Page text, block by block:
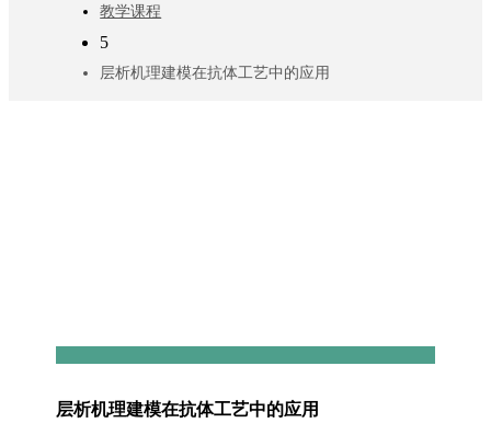
教学课程
5
层析机理建模在抗体工艺中的应用
层析机理建模在抗体工艺中的应用